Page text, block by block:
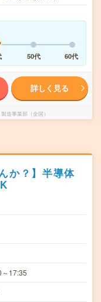
50代 60代
詳しく見る
造事業部（全国）
か？】半導体
17:35